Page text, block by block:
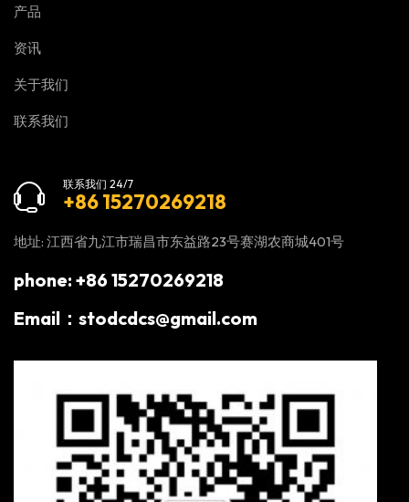
产品
资讯
关于我们
联系我们
联系我们 24/7
+86 15270269218
地址: 江西省九江市瑞昌市东益路23号赛湖农商城401号
phone: +86 15270269218
Email：stodcdcs@gmail.com